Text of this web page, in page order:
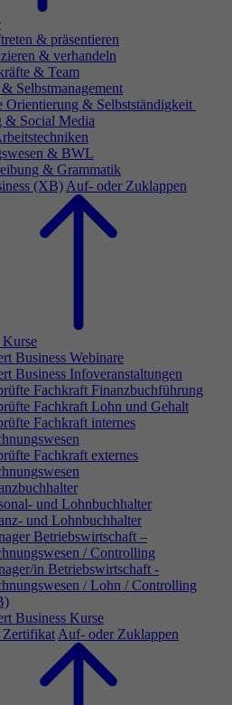
& präsentieren
& verhandeln
& Team
Selbstmanagement
Orientierung & Selbstständigkeit
& Social Media
& BWL
& Grammatik
(XB) Auf- oder Zuklappen
Kurse
Business Webinare
Business Infoveranstaltungen
Fachkraft Finanzbuchführung
Fachkraft Lohn und Gehalt
Fachkraft internes
Fachkraft externes
und Lohnbuchhalter
und Lohnbuchhalter
Betriebswirtschaft –
/ Controlling
in Betriebswirtschaft -
/ Lohn / Controlling
Business Kurse
Zertifikat Auf- oder Zuklappen